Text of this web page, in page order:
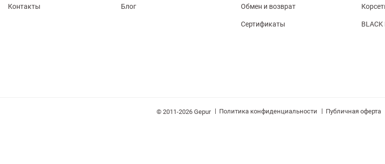
Контакты Блог Обмен и возврат
Сертификаты BLACK
© 2011-2026 Gepur | Политика конфиденциальности | Публичная оферта